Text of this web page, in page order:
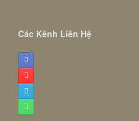
Các Kênh Liên Hệ